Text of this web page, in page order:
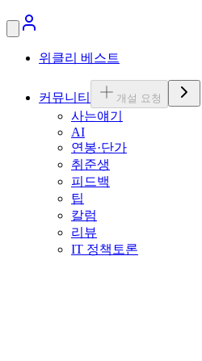
위클리 베스트
커뮤니티 개설 요청
사는얘기
AI
연봉·단가
취준생
피드백
팁
칼럼
리뷰
IT 정책토론